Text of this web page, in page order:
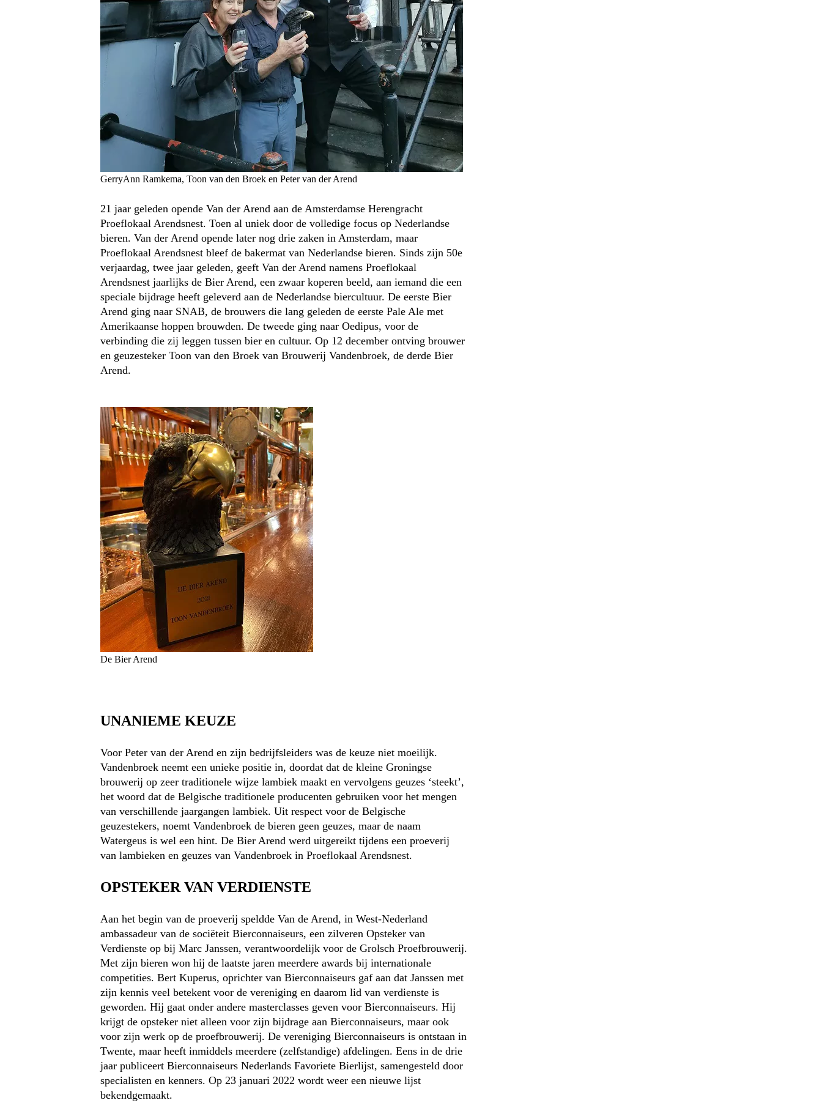
GerryAnn Ramkema, Toon van den Broek en Peter van der Arend
21 jaar geleden opende Van der Arend aan de Amsterdamse Herengracht
Proeflokaal Arendsnest. Toen al uniek door de volledige focus op Nederlandse
bieren. Van der Arend opende later nog drie zaken in Amsterdam, maar
Proeflokaal Arendsnest bleef de bakermat van Nederlandse bieren. Sinds zijn 50e
verjaardag, twee jaar geleden, geeft Van der Arend namens Proeflokaal
Arendsnest jaarlijks de Bier Arend, een zwaar koperen beeld, aan iemand die een
speciale bijdrage heeft geleverd aan de Nederlandse biercultuur. De eerste Bier
Arend ging naar SNAB, de brouwers die lang geleden de eerste Pale Ale met
Amerikaanse hoppen brouwden. De tweede ging naar Oedipus, voor de
verbinding die zij leggen tussen bier en cultuur. Op 12 december ontving brouwer
en geuzesteker Toon van den Broek van Brouwerij Vandenbroek, de derde Bier
Arend.
De Bier Arend
UNANIEME KEUZE
Voor Peter van der Arend en zijn bedrijfsleiders was de keuze niet moeilijk.
Vandenbroek neemt een unieke positie in, doordat dat de kleine Groningse
brouwerij op zeer traditionele wijze lambiek maakt en vervolgens geuzes ‘steekt’,
het woord dat de Belgische traditionele producenten gebruiken voor het mengen
van verschillende jaargangen lambiek. Uit respect voor de Belgische
geuzestekers, noemt Vandenbroek de bieren geen geuzes, maar de naam
Watergeus is wel een hint. De Bier Arend werd uitgereikt tijdens een proeverij
van lambieken en geuzes van Vandenbroek in Proeflokaal Arendsnest.
OPSTEKER VAN VERDIENSTE
Aan het begin van de proeverij speldde Van de Arend, in West-Nederland
ambassadeur van de sociëteit Bierconnaiseurs, een zilveren Opsteker van
Verdienste op bij Marc Janssen, verantwoordelijk voor de Grolsch Proefbrouwerij.
Met zijn bieren won hij de laatste jaren meerdere awards bij internationale
competities. Bert Kuperus, oprichter van Bierconnaiseurs gaf aan dat Janssen met
zijn kennis veel betekent voor de vereniging en daarom lid van verdienste is
geworden. Hij gaat onder andere masterclasses geven voor Bierconnaiseurs. Hij
krijgt de opsteker niet alleen voor zijn bijdrage aan Bierconnaiseurs, maar ook
voor zijn werk op de proefbrouwerij. De vereniging Bierconnaiseurs is ontstaan in
Twente, maar heeft inmiddels meerdere (zelfstandige) afdelingen. Eens in de drie
jaar publiceert Bierconnaiseurs Nederlands Favoriete Bierlijst, samengesteld door
specialisten en kenners. Op 23 januari 2022 wordt weer een nieuwe lijst
bekendgemaakt.